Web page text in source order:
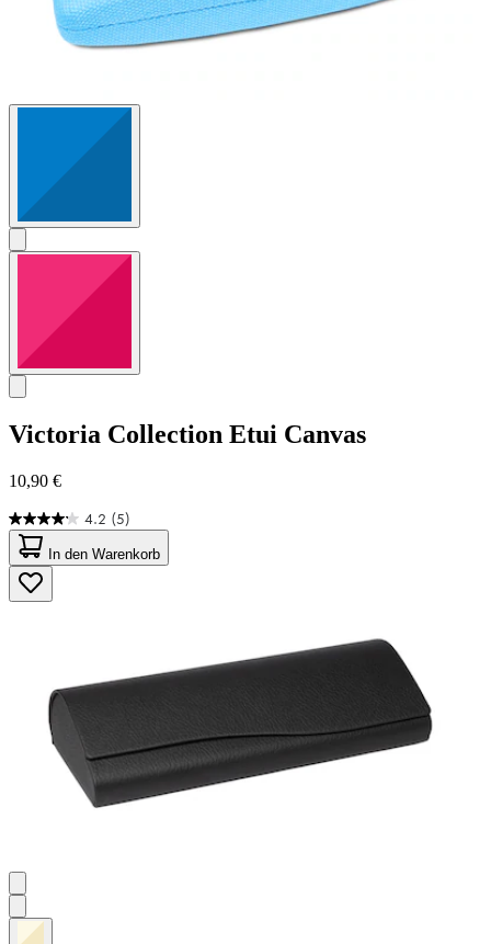
Victoria Collection Etui Canvas
10,90 €
4.2 (5)
4.2
von
5
Sternen.
5
In den Warenkorb